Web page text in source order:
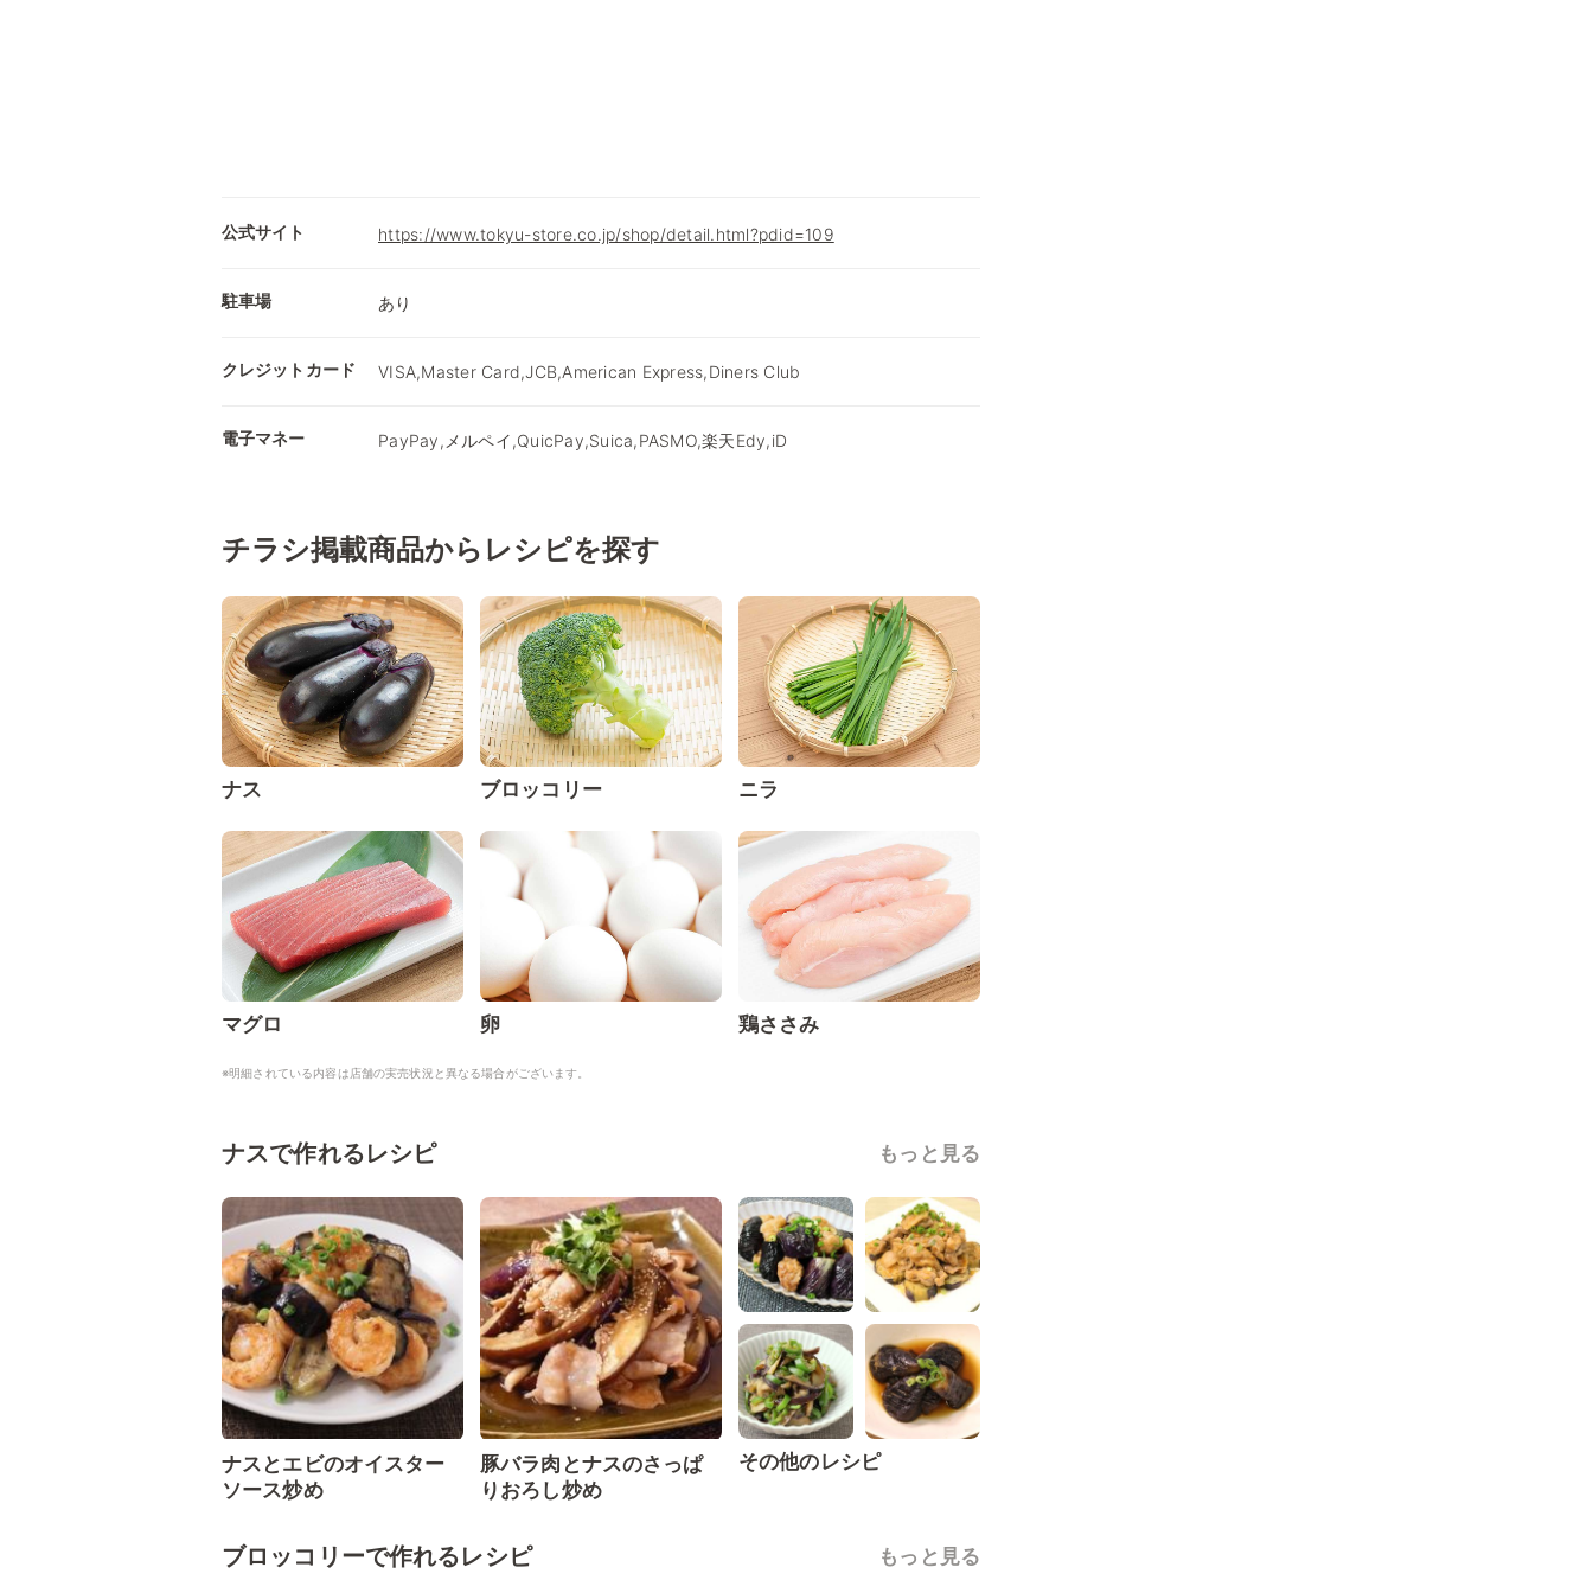
公式サイト https://www.tokyu-store.co.jp/shop/detail.html?pdid=109
駐車場 あり
クレジットカード VISA,Master Card,JCB,American Express,Diners Club
電子マネー PayPay,メルペイ,QuicPay,Suica,PASMO,楽天Edy,iD
チラシ掲載商品からレシピを探す
ナス ブロッコリー ニラ
マグロ 卵 鶏ささみ
※明細されている内容は店舗の実売状況と異なる場合がございます。
ナスで作れるレシピ もっと見る
ナスとエビのオイスター
ソース炒め
豚バラ肉とナスのさっぱ
りおろし炒め
その他のレシピ
ブロッコリーで作れるレシピ もっと見る